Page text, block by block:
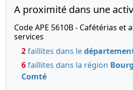
A proximité dans une
Code APE 5610B - Cafétérias et
services
2faillites dans le
6faillites dans la région
Comté